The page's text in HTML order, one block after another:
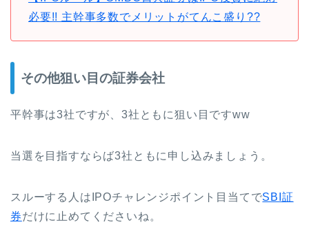
必要!! 主幹事多数でメリットがてんこ盛り??
その他狙い目の証券会社
平幹事は3社ですが、3社ともに狙い目ですww
当選を目指すならば3社ともに申し込みましょう。
スルーする人はIPOチャレンジポイント目当てでSBI証
券だけに止めてくださいね。